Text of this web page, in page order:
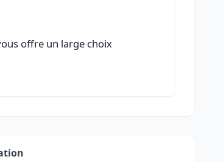
offre un large choix